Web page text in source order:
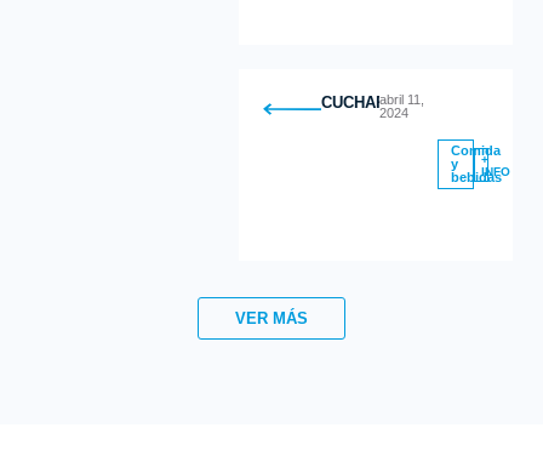
CUCHARITAS
abril 11,
2024
Comida
y
bebidas
+
INFO
VER MÁS